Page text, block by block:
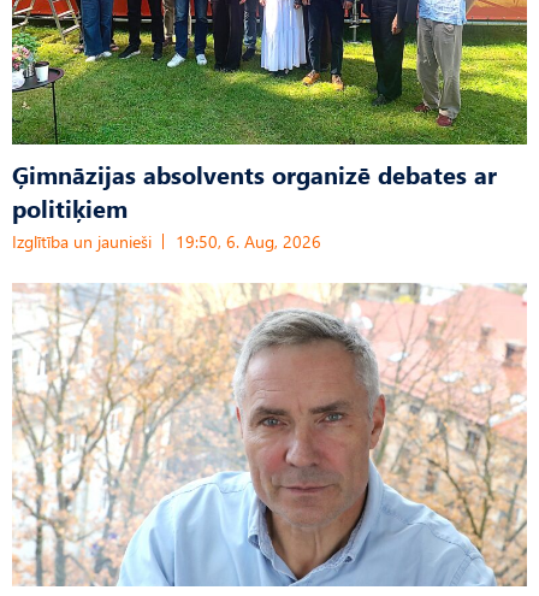
Ģimnāzijas absolvents organizē debates ar
politiķiem
Izglītība un jaunieši 19:50, 6. Aug, 2026